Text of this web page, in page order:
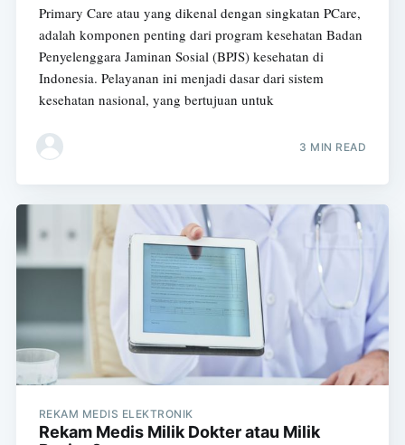
Primary Care atau yang dikenal dengan singkatan PCare,
adalah komponen penting dari program kesehatan Badan
Penyelenggara Jaminan Sosial (BPJS) kesehatan di
Indonesia. Pelayanan ini menjadi dasar dari sistem
kesehatan nasional, yang bertujuan untuk
3 MIN READ
REKAM MEDIS ELEKTRONIK
Rekam Medis Milik Dokter atau Milik